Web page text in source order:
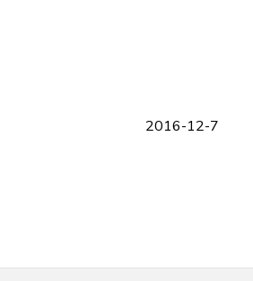
2016-12-7